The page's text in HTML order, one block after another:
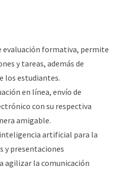
evaluación formativa, permite
y tareas, además de
los estudiantes.
en línea, envío de
con su respectiva
amigable.
artificial para la
y presentaciones
agilizar la comunicación